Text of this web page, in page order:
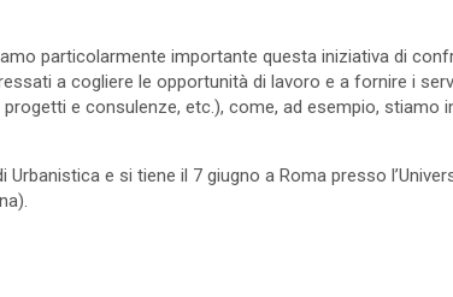
particolarmente importante questa iniziativa di
a cogliere le opportunità di lavoro e a fornire i
e consulenze, etc.), come, ad esempio, stiamo
e si tiene il 7 giugno a Roma presso